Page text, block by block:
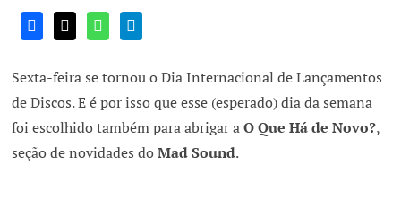
Sexta-feira se tornou o Dia Internacional de Lançamentos
de Discos. E é por isso que esse (esperado) dia da semana
foi escolhido também para abrigar aO Que Há de Novo?,
seção de novidades doMad Sound.